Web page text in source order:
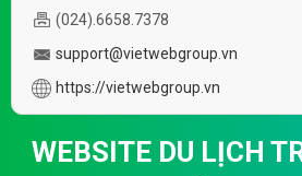
(024).6658.7378
support@vietwebgroup.vn
https://vietwebgroup.vn
WEBSITE DU LỊCH